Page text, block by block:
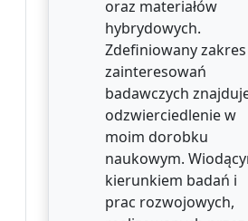
oraz materiałów
hybrydowych.
Zdefiniowany zakres
zainteresowań
badawczych
odzwierciedlenie w
moim dorobku
naukowym.
kierunkiem badań i
prac rozwojowych,